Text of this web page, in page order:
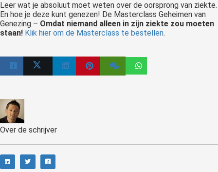
Leer wat je absoluut moet weten over de oorsprong van ziekte.
En hoe je deze kunt genezen! De Masterclass Geheimen van
Genezing – Omdat niemand alleen in zijn ziekte zou moeten
staan! Klik hier om de Masterclass te bestellen.
Over de schrijver